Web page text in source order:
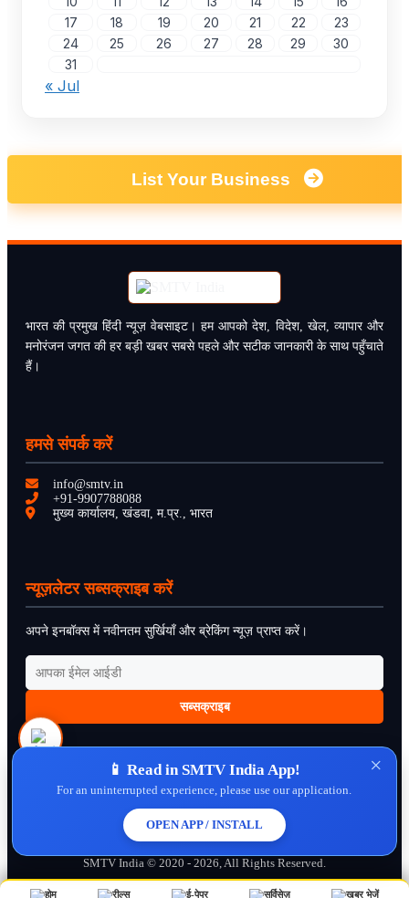
17
18 19 20 21 22
23
24
25 26 27 28 29
30
31
« Jul
List Your Business
भारत की प्रमुख हिंदी न्यूज़ वेबसाइट। हम आपको देश, विदेश, खेल, व्यापार और
मनोरंजन जगत की हर बड़ी खबर सबसे पहले और सटीक जानकारी के साथ पहुँचाते
हैं।
हमसे संपर्क करें
info@smtv.in
+91-9907788088
मुख्य कार्यालय, खंडवा, म.प्र., भारत
न्यूज़लेटर सब्सक्राइब करें
अपने इनबॉक्स में नवीनतम सुर्खियाँ और ब्रेकिंग न्यूज़ प्राप्त करें।
सब्सक्राइब
About UsContact UsDisclaimerPrivacy PolicyCookie Policy
Cancellation Policy
Terms & Conditions
SMTV India © 2020 - 2026, All Rights Reserved.
×
📱 Read in SMTV India App!
For an uninterrupted experience, please use our application.
OPEN APP / INSTALL